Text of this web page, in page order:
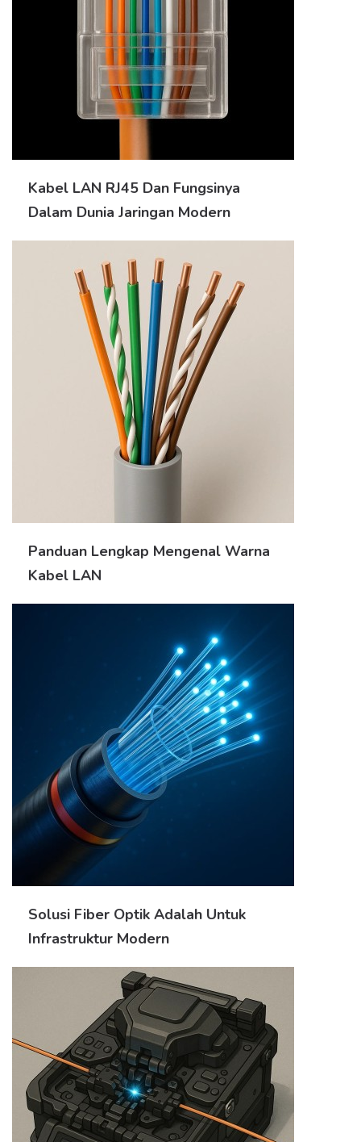
Kabel LAN RJ45 Dan Fungsinya
Dalam Dunia Jaringan Modern
Panduan Lengkap Mengenal Warna
Kabel LAN
Solusi Fiber Optik Adalah Untuk
Infrastruktur Modern